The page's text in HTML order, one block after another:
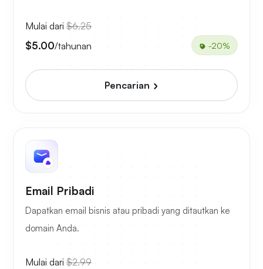
Mulai dari $6.25
$5.00/tahunan -20%
Pencarian
Email Pribadi
Dapatkan email bisnis atau pribadi yang ditautkan ke
domain Anda.
Mulai dari $2.99